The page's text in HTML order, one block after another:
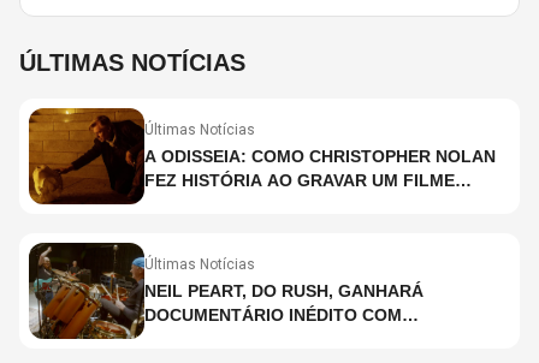
ÚLTIMAS NOTÍCIAS
Últimas Notícias
A ODISSEIA: COMO CHRISTOPHER NOLAN
FEZ HISTÓRIA AO GRAVAR UM FILME
Últimas Notícias
NEIL PEART, DO RUSH, GANHARÁ
DOCUMENTÁRIO INÉDITO COM